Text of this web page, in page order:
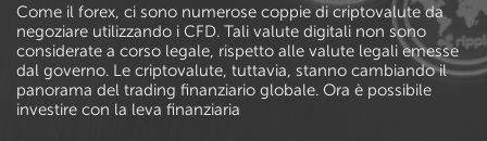
Come il forex, ci sono numerose coppie di criptovalute da
negoziare utilizzando i CFD. Tali valute digitali non sono
considerate a corso legale, rispetto alle valute legali emesse
dal governo. Le criptovalute, tuttavia, stanno cambiando il
panorama del trading finanziario globale. Ora è possibile
investire con la leva finanziaria